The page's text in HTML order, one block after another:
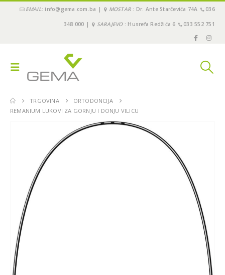
EMAIL: info@gema.com.ba | MOSTAR : Dr. Ante Starčevića 74A 036
348 000 | SARAJEVO: Husrefa Redžića 6 033 552 751
TRGOVINA
ORTODONCIJA
REMANIUM LUKOVI ZA GORNJU I DONJU VILICU